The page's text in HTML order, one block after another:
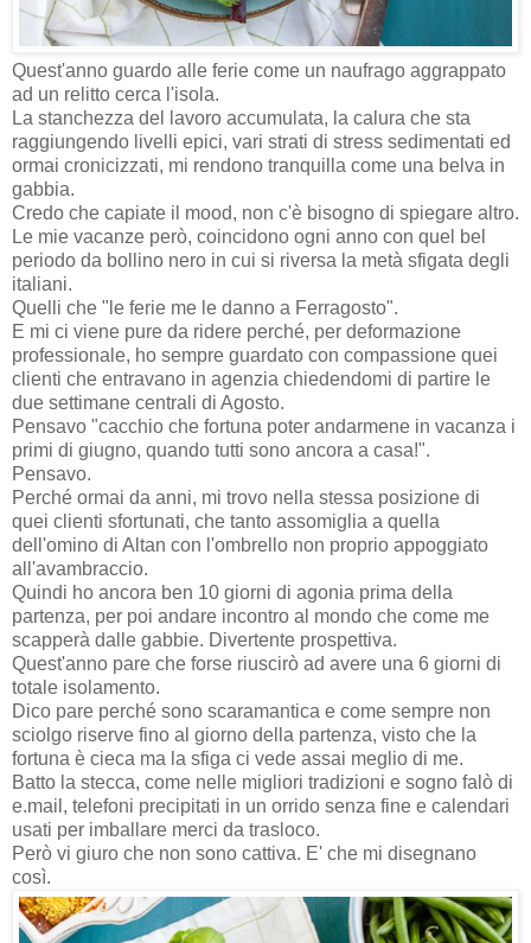
Quest'anno guardo alle ferie come un naufrago aggrappato
ad un relitto cerca l'isola.
La stanchezza del lavoro accumulata, la calura che sta
raggiungendo livelli epici, vari strati di stress sedimentati ed
ormai cronicizzati, mi rendono tranquilla come una belva in
gabbia.
Credo che capiate il mood, non c'è bisogno di spiegare altro.
Le mie vacanze però, coincidono ogni anno con quel bel
periodo da bollino nero in cui si riversa la metà sfigata degli
italiani.
Quelli che "le ferie me le danno a Ferragosto".
E mi ci viene pure da ridere perché, per deformazione
professionale, ho sempre guardato con compassione quei
clienti che entravano in agenzia chiedendomi di partire le
due settimane centrali di Agosto.
Pensavo "cacchio che fortuna poter andarmene in vacanza i
primi di giugno, quando tutti sono ancora a casa!".
Pensavo.
Perché ormai da anni, mi trovo nella stessa posizione di
quei clienti sfortunati, che tanto assomiglia a quella
dell'omino di Altan con l'ombrello non proprio appoggiato
all'avambraccio.
Quindi ho ancora ben 10 giorni di agonia prima della
partenza, per poi andare incontro al mondo che come me
scapperà dalle gabbie. Divertente prospettiva.
Quest'anno pare che forse riuscirò ad avere una 6 giorni di
totale isolamento.
Dico pare perché sono scaramantica e come sempre non
sciolgo riserve fino al giorno della partenza, visto che la
fortuna è cieca ma la sfiga ci vede assai meglio di me.
Batto la stecca, come nelle migliori tradizioni e sogno falò di
e.mail, telefoni precipitati in un orrido senza fine e calendari
usati per imballare merci da trasloco.
Però vi giuro che non sono cattiva. E' che mi disegnano
così.